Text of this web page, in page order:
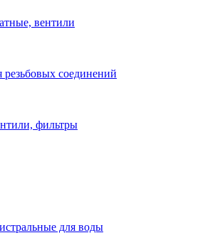
вентили
резьбовых соединений
фильтры
для воды